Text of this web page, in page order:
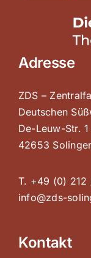
Adresse
ZDS –
Deutschen
De-Leuw-Str. 1
42653
T. +49 (0) 212
info@zds-
Kontakt